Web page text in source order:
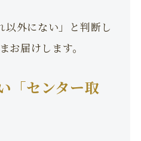
以外にない」と判断し
お届けします。
「センター取